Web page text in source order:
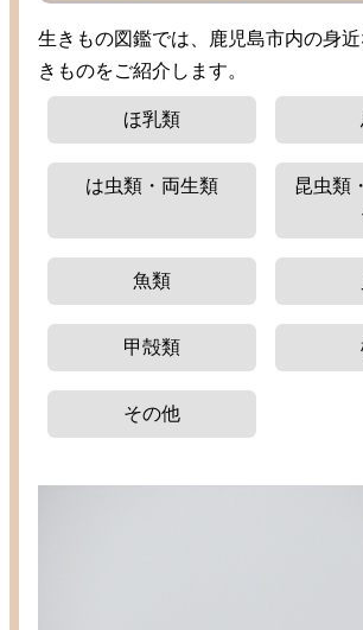
生きもの図鑑では、 鹿児島市内の身近
きものをご紹介 します。
ほ乳類
は虫類 ・ 両生類 昆虫類 ・
魚類
甲殻類
その他